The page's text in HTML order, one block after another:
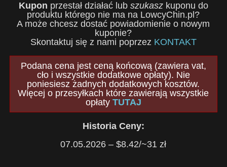
Kupon przestał działać lub szukaszkuponu do
produktu którego nie ma na LowcyChin.pl?
A może chcesz dostać powiadomienie o nowym
kuponie?
Skontaktuj się z nami poprzez KONTAKT
Podana cena jest ceną końcową (zawiera vat,
cło i wszystkie dodatkowe opłaty). Nie
poniesiesz żadnych dodatkowych kosztów.
Więcej o przesyłkach które zawierają wszystkie
opłaty TUTAJ
Historia Ceny:
07.05.2026 – $8.42/~31 zł